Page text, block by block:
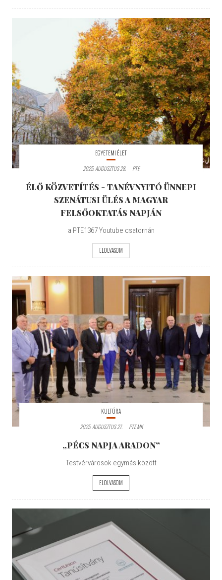
EGYETEMI ÉLET
2025. AUGUSZTUS 28.
PTE
ÉLŐ KÖZVETÍTÉS - TANÉVNYITÓ ÜNNEPI
SZENÁTUSI ÜLÉS A MAGYAR
FELSŐOKTATÁS NAPJÁN
a PTE1367 Youtube csatornán
ELOLVASOM
KULTÚRA
2025. AUGUSZTUS 27.
PTE MK
„PÉCS NAPJA ARADON”
Testvérvárosok egymás között
ELOLVASOM